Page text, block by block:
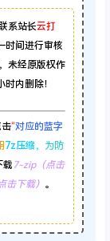
系站长云打
时间进行审核
未经原版权作
内删除！
“对应的蓝字
7z压缩，
为防
载 7-zip（点击
击下载） 。